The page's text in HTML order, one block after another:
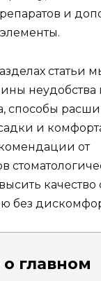
и
статьи
способы
и
от
без
главном